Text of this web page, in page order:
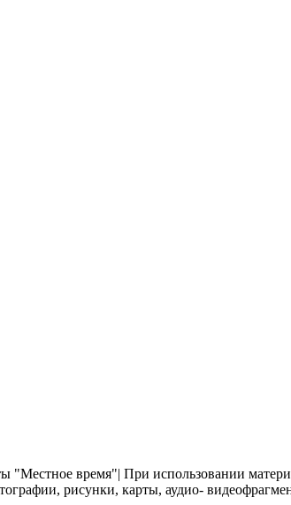
время"| При использовании
рисунки, карты, аудио-